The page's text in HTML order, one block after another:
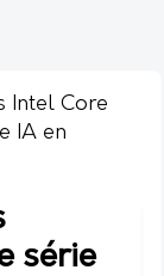
série